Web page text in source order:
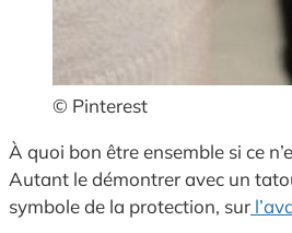
© Pinterest
À quoi bon être ensemble si ce
Autant le démontrer avec un
symbole de la protection, sur